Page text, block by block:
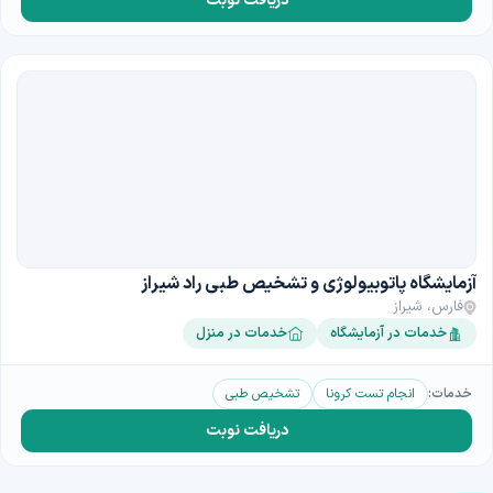
آزمایشگاه پاتوبیولوژی و تشخیص طبی راد شیراز
فارس، شیراز
خدمات در آزمایشگاه خدمات در منزل
خدمات: انجام تست کرونا تشخیص طبی
دریافت نوبت